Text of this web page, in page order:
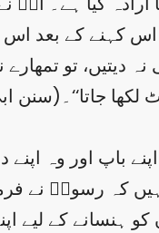
اس کہنے کے بعد
دیتیں، تو تمھارے
لکھا جاتا‘‘۔(سنن
باپ اور وہ اپنے
کہ رسولؐ نے
ہنسانے کے لیے